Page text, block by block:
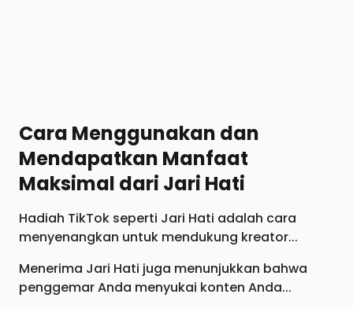
Cara Menggunakan dan
Mendapatkan Manfaat
Maksimal dari Jari Hati
Hadiah TikTok seperti Jari Hati adalah cara
menyenangkan untuk mendukung kreator...
Menerima Jari Hati juga menunjukkan bahwa
penggemar Anda menyukai konten Anda...